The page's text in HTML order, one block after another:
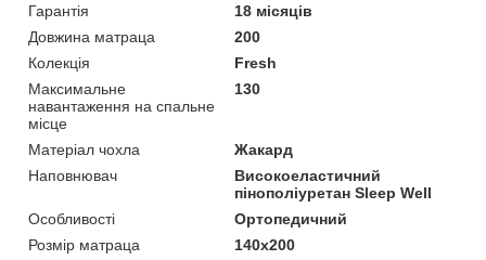
Гарантія
18 місяців
Довжина матраца
200
Колекція
Fresh
Максимальне
навантаження на спальне
місце
130
Матеріал чохла
Жакард
Наповнювач
Високоеластичний
пінополіуретан Sleep Well
Особливості
Ортопедичний
Розмір матраца
140х200